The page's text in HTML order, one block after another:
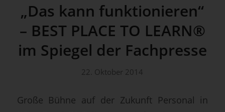
„Das kann funktionieren“
– BEST PLACE TO LEARN®
im Spiegel der Fachpresse
22. Oktober 2014
Große Bühne auf der Zukunft Personal in